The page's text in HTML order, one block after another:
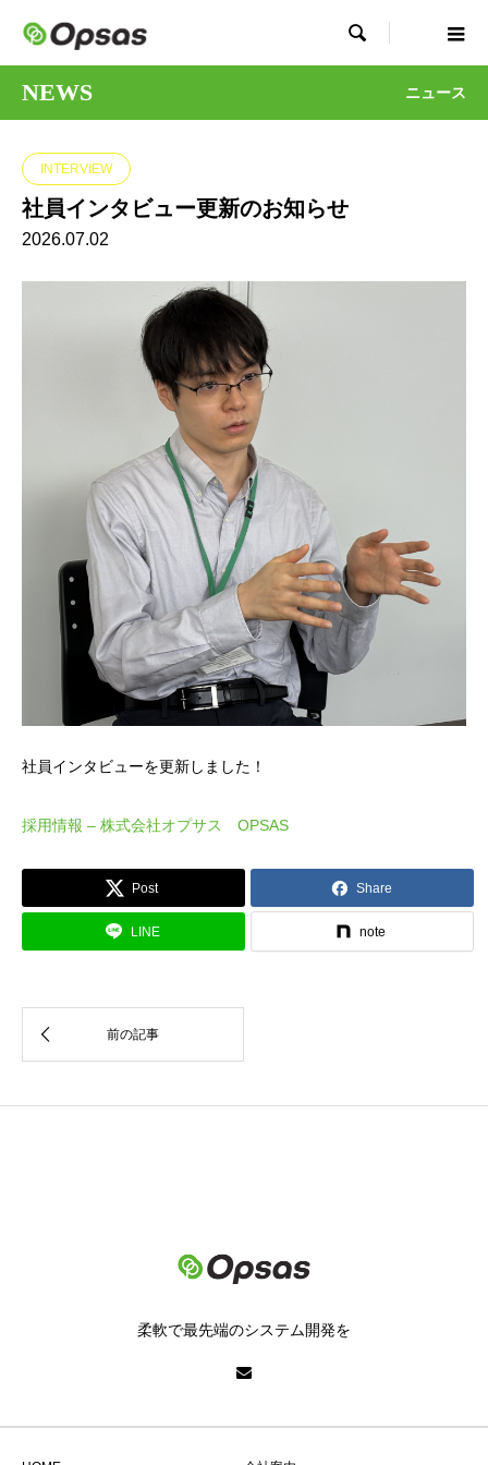

NEWS ニュース
INTERVIEW
社員インタビュー更新のお知らせ
2026.07.02
社員インタビューを更新しました！
採用情報 – 株式会社オプサス OPSAS
Post Share
LINE note
柔軟で最先端のシステム開発を